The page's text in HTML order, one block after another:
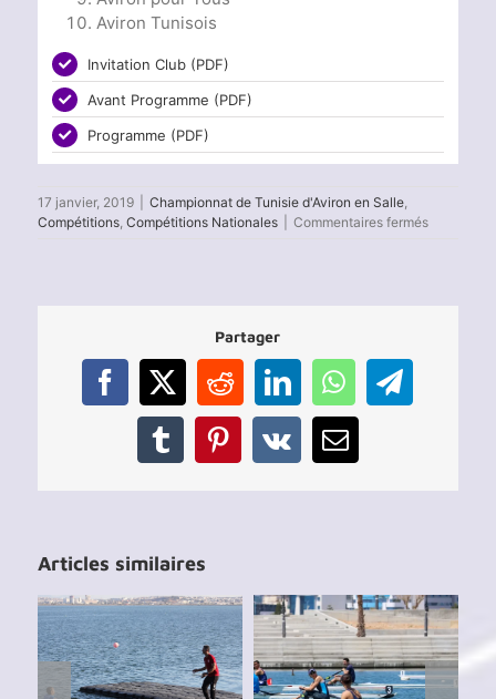
Aviron Tunisois
Invitation Club (PDF)
Avant Programme (PDF)
Programme (PDF)
17 janvier, 2019 Championnat de Tunisie d'Aviron en Salle,
Compétitions, Compétitions Nationales Commentaires ferméssur
Partager
Facebook
X RedditLinkedInWhatsAppTelegram
TumblrPinterest
Vk Email
Articles similaires